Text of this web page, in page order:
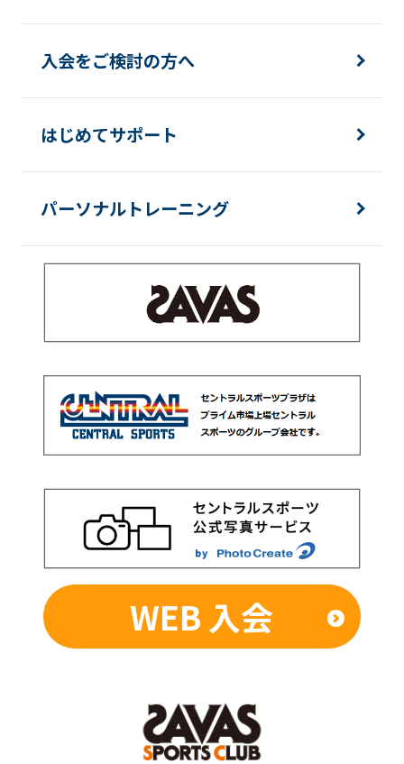
入会をご検討の方へ
はじめてサポート
パーソナルトレーニング
WEB 入会